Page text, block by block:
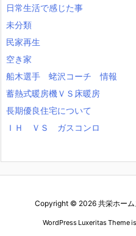
日常生活で感じた事
未分類
民家再生
空き家
船木選手 蛯沢コーチ 情報
蓄熱式暖房機ＶＳ床暖房
長期優良住宅について
ＩＨ ＶＳ ガスコンロ
Copyright © 2026 共栄ホー
WordPress Luxeritas Theme